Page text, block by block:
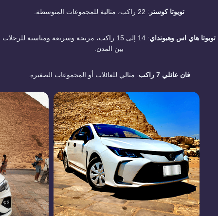
تويوتا كوستر : 22 راكب، مثالية للمجموعات المتوسطة.
تويوتا هاي اس وهيونداي
: 14 إلى 15 راكب، مريحة وسريعة ومناسبة للرحلات
بين المدن.
فان عائلي 7 راكب : مثالي للعائلات أو المجموعات الصغيرة.